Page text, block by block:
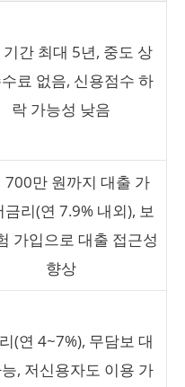
기간 최대 5년, 중도 상
료 없음, 신용점수 하
락 가능성 낮음
700만 원까지 대출 가
금리(연 7.9% 내외), 보
가입으로 대출 접근성
향상
(연 4~7%), 무담보 대
, 저신용자도 이용 가